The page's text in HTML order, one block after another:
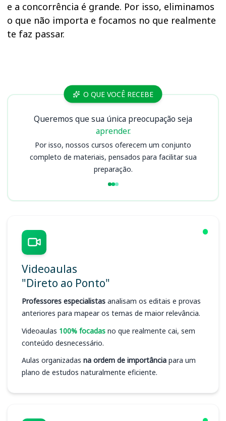
e a concorrência é grande. Por isso, eliminamos
o que não importa e focamos no que realmente
te faz passar.
Cursos O QUE VOCÊ RECEBE
Queremos que sua única preocupação seja
aprender.
Por isso, nossos cursos oferecem um conjunto
completo de materiais, pensados para facilitar sua
preparação.
Videoaulas
"Direto ao Ponto"
Professores especialistas analisam os editais e provas
anteriores para mapear os temas de maior relevância.
Videoaulas 100% focadas no que realmente cai, sem
conteúdo desnecessário.
Aulas organizadas na ordem de importância para um
plano de estudos naturalmente eficiente.